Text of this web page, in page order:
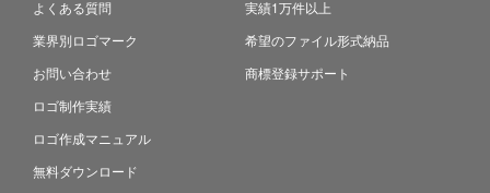
よくある質問
業界別ロゴマーク
お問い合わせ
ロゴ制作実績
ロゴ作成マニュアル
無料ダウンロード
実績1万件以上
希望のファイル形式納品
商標登録サポート